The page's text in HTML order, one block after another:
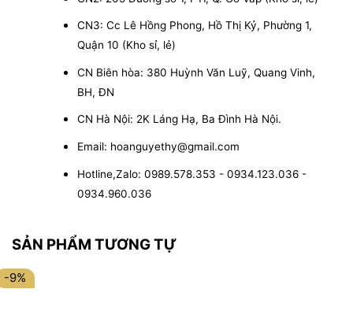
CN3: Cc Lê Hồng Phong, Hồ Thị Kỷ, Phường 1,
Quận 10 (Kho sỉ, lẻ)
CN Biên hòa: 380 Huỳnh Văn Luỹ, Quang Vinh,
BH, ĐN
CN Hà Nội: 2K Láng Hạ, Ba Đình Hà Nội.
Email: hoanguyethy@gmail.com
Hotline,Zalo: 0989.578.353 - 0934.123.036 -
0934.960.036
SẢN PHẨM TƯƠNG TỰ
-9%